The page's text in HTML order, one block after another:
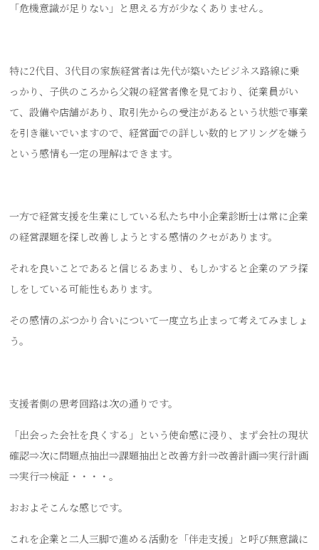
「危機意識が足りない」と思える方が少なくありません。
特に2代目、3代目の家族経営者は先代が築いたビジネス路線に乗
っかり、子供のころから父親の経営者像を見ており、従業員がい
て、設備や店舗があり、取引先からの受注があるという状態で事業
を引き継いでいますので、経営面での詳しい数的ヒアリングを嫌う
という感情も一定の理解はできます。
一方で経営支援を生業にしている私たち中小企業診断士は常に企業
の経営課題を探し改善しようとする感情のクセがあります。
それを良いことであると信じるあまり、もしかすると企業のアラ探
しをしている可能性もあります。
その感情のぶつかり合いについて一度立ち止まって考えてみましょ
う。
支援者側の思考回路は次の通りです。
「出会った会社を良くする」という使命感に浸り、まず会社の現状
確認⇒次に問題点抽出⇒課題抽出と改善方針⇒改善計画⇒実行計画
⇒実行⇒検証・・・・。
おおよそこんな感じです。
これを企業と二人三脚で進める活動を「伴走支援」と呼び無意識に